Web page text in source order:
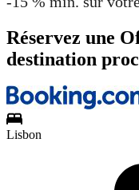
Réservez une
destination
Lisbon